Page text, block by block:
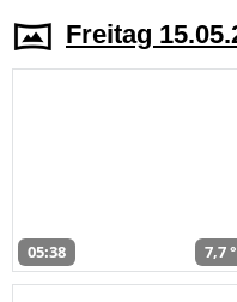
Freitag
05:38 7,7